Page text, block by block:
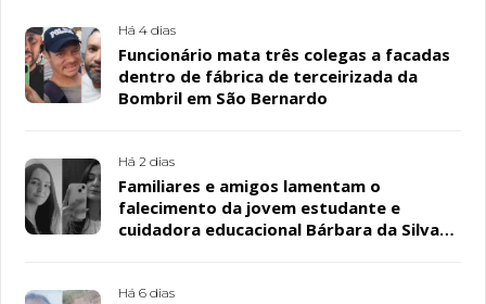
Há 4 dias
Funcionário mata três colegas a facadas
dentro de fábrica de terceirizada da
Bombril em São Bernardo
Há 2 dias
Familiares e amigos lamentam o
falecimento da jovem estudante e
cuidadora educacional Bárbara da Silva
Há 6 dias